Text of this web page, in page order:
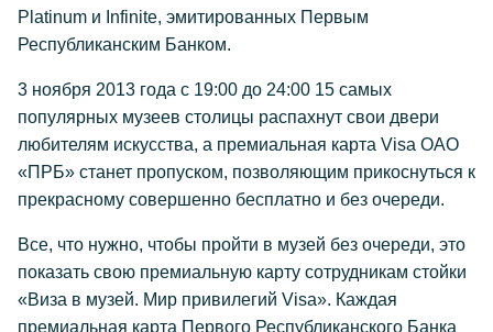
Platinum и Infinite, эмитированных Первым
Республиканским Банком.
3 ноября 2013 года с 19:00 до 24:00 15 самых
популярных музеев столицы распахнут свои двери
любителям искусства, а премиальная карта Visa ОАО
«ПРБ» станет пропуском, позволяющим прикоснуться к
прекрасному совершенно бесплатно и без очереди.
Все, что нужно, чтобы пройти в музей без очереди, это
показать свою премиальную карту сотрудникам стойки
«Виза в музей. Мир привилегий Visa». Каждая
премиальная карта Первого Республиканского Банка